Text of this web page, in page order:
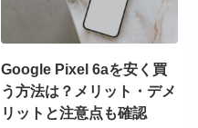
Google Pixel 6aを安く買
う方法は？メリット・デメ
リットと注意点も確認